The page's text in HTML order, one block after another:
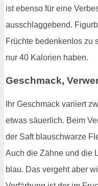
ist ebenso für eine
ausschlaggebend.
Früchte bedenkenlos zu
nur 40 Kalorien haben.
Geschmack,
Ihr Geschmack variiert
etwas säuerlich. Beim
der Saft blauschwarze
Auch die Zähne und die
blau. Das vergeht aber